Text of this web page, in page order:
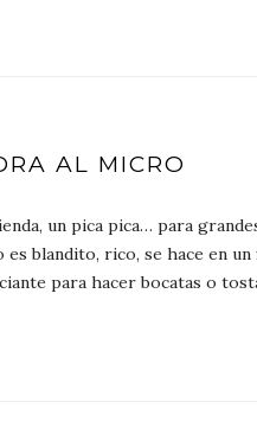
AL MICRO
un pica pica… para
es blandito, rico, se hace en
para hacer bocatas o